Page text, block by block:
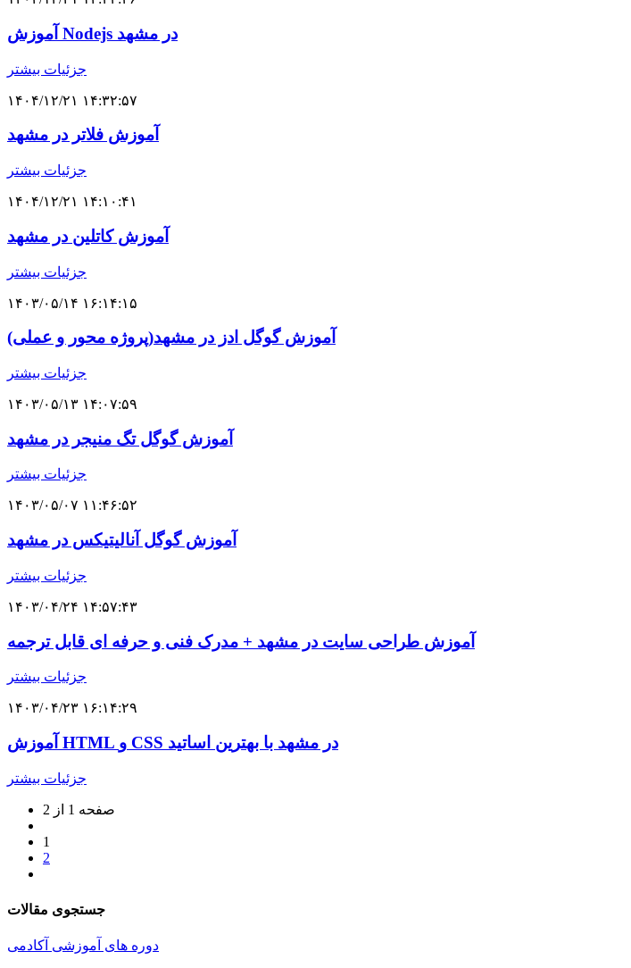
آموزش Nodejs در مشهد
جزئیات بیشتر
۱۴۰۴/۱۲/۲۱ ۱۴:۳۲:۵۷
آموزش فلاتر در مشهد
جزئیات بیشتر
۱۴۰۴/۱۲/۲۱ ۱۴:۱۰:۴۱
آموزش کاتلین در مشهد
جزئیات بیشتر
۱۴۰۳/۰۵/۱۴ ۱۶:۱۴:۱۵
آموزش گوگل ادز در مشهد(پروژه محور و عملی)
جزئیات بیشتر
۱۴۰۳/۰۵/۱۳ ۱۴:۰۷:۵۹
آموزش گوگل تگ منیجر در مشهد
جزئیات بیشتر
۱۴۰۳/۰۵/۰۷ ۱۱:۴۶:۵۲
آموزش گوگل آنالیتیکس در مشهد
جزئیات بیشتر
۱۴۰۳/۰۴/۲۴ ۱۴:۵۷:۴۳
آموزش طراحی سایت در مشهد + مدرک فنی و حرفه ای قابل ترجمه
جزئیات بیشتر
۱۴۰۳/۰۴/۲۳ ۱۶:۱۴:۲۹
آموزش HTML و CSS در مشهد با بهترین اساتید
جزئیات بیشتر
صفحه 1 از 2
1
2
جستجوی مقالات
دوره های آموزشی آکادمی